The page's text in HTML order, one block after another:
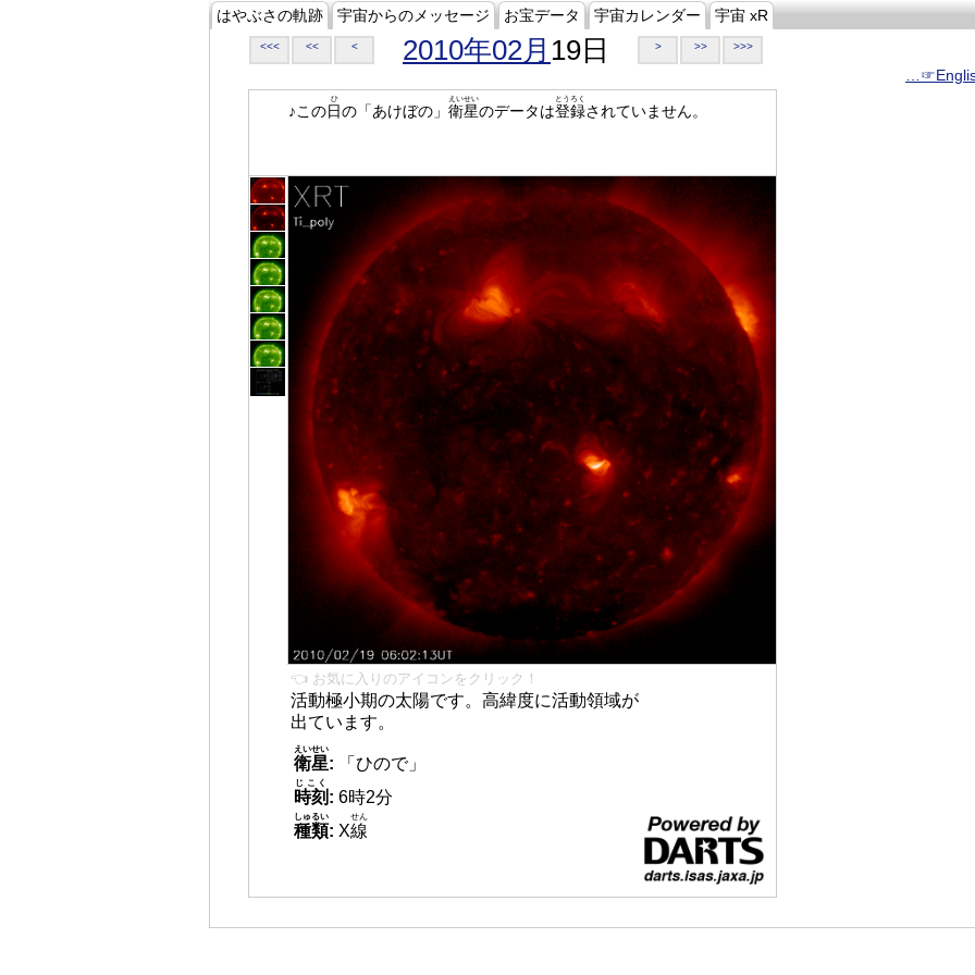
はやぶさの軌跡 宇宙からのメッセージ お宝データ 宇宙カレンダー 宇宙 xR
<<< << < 2010年02月 19日 > >> >>>
♪この日
ひ
の「あけぼの」 衛星
えいせい
のデータは登録
とうろく
されていません。
👈 お気に入りのアイコンをクリック！
活動極小期の太陽です。高緯度に活動領域が
出ています。
衛星
えいせい
:
「ひので」
時刻
じこく
: 6時2分
種類
しゅるい
: X線
せん